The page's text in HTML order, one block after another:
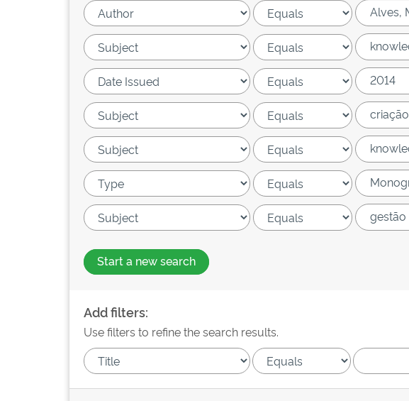
Start a new search
Add filters:
Use filters to refine the search results.